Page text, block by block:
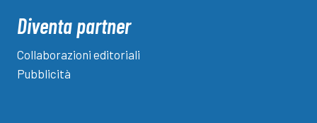
Diventa partner
Collaborazioni editoriali
Pubblicità